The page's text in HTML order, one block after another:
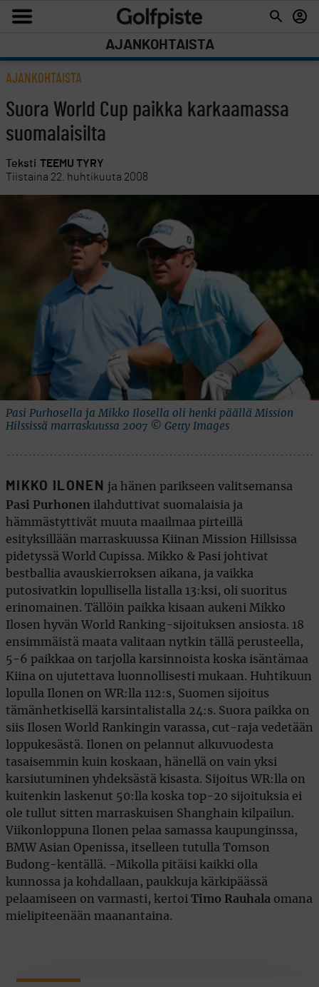
AJANKOHTAISTA
AJANKOHTAISTA
Suora World Cup paikka karkaamassa
suomalaisilta
Teksti TEEMU TYRY
Tiistaina 22. huhtikuuta 2008
Pasi Purhosella ja Mikko Ilosella oli henki päällä Mission
Hilssissä marraskuussa 2007 © Getty Images
MIKKO ILONEN
ja hänen parikseen valitsemansa
Pasi Purhonen ilahduttivat suomalaisia ja
hämmästyttivät muuta maailmaa pirteillä
esityksillään marraskuussa Kiinan Mission Hillsissa
pidetyssä World Cupissa. Mikko & Pasi johtivat
bestballia avauskierroksen aikana, ja vaikka
putosivatkin lopullisella listalla 13:ksi, oli suoritus
erinomainen. Tällöin paikka kisaan aukeni Mikko
Ilosen hyvän World Ranking-sijoituksen ansiosta. 18
ensimmäistä maata valitaan nytkin tällä perusteella,
5-6 paikkaa on tarjolla karsinnoista koska isäntämaa
Kiina on ujutettava luonnollisesti mukaan. Huhtikuun
lopulla Ilonen on WR:lla 112:s, Suomen sijoitus
tämänhetkisellä karsintalistalla 24:s. Suora paikka on
siis Ilosen World Rankingin varassa, cut-raja vedetään
loppukesästä. Ilonen on pelannut alkuvuodesta
tasaisemmin kuin koskaan, hänellä on vain yksi
karsiutuminen yhdeksästä kisasta. Sijoitus WR:lla on
kuitenkin laskenut 50:lla koska top-20 sijoituksia ei
ole tullut sitten marraskuisen Shanghain kilpailun.
Viikonloppuna Ilonen pelaa samassa kaupunginssa,
BMW Asian Openissa, itselleen tutulla Tomson
Budong-kentällä. -Mikolla pitäisi kaikki olla
kunnossa ja kohdallaan, paukkuja kärkipäässä
pelaamiseen on varmasti, kertoi Timo Rauhala omana
mielipiteenään maanantaina.